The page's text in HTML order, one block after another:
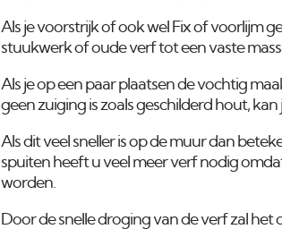
Als je voorstrijk of ook wel Fix of voorlijm
stuukwerk of oude verf tot een vaste
Als je op een paar plaatsen de vochtig
geen zuiging is zoals geschilderd hout,
Als dit veel sneller is op de muur dan
spuiten heeft u veel meer verf nodig
worden.
Door de snelle droging van de verf zal